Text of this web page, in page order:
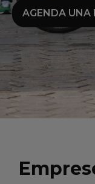
AGENDA UNA